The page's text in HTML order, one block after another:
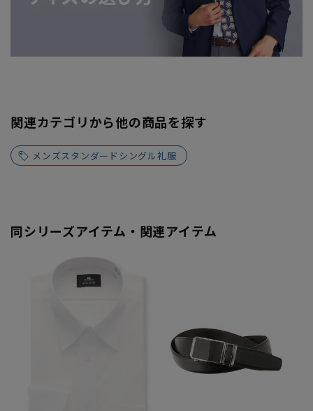
関連カテゴリから他の商品を探す
メンズスタンダードシングル礼服
同シリーズアイテム・関連アイテム